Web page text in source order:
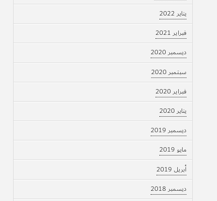
يناير 2022
فبراير 2021
ديسمبر 2020
سبتمبر 2020
فبراير 2020
يناير 2020
ديسمبر 2019
مايو 2019
أبريل 2019
ديسمبر 2018